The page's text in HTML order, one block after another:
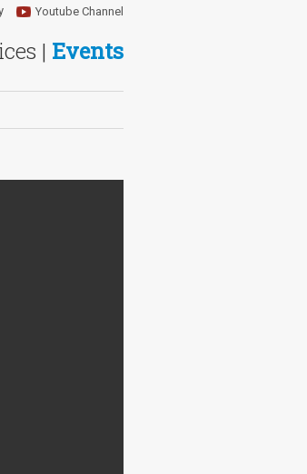
| Events
Youtube Channel